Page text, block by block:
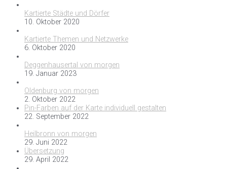
Kartierte Städte und Dörfer
10. Oktober 2020
Kartierte Themen und Netzwerke
6. Oktober 2020
Deggenhausertal von morgen
19. Januar 2023
Oldenburg von morgen
2. Oktober 2022
Pin-Farben auf der Karte individuell gestalten
22. September 2022
Heilbronn von morgen
29. Juni 2022
Übersetzung
29. April 2022